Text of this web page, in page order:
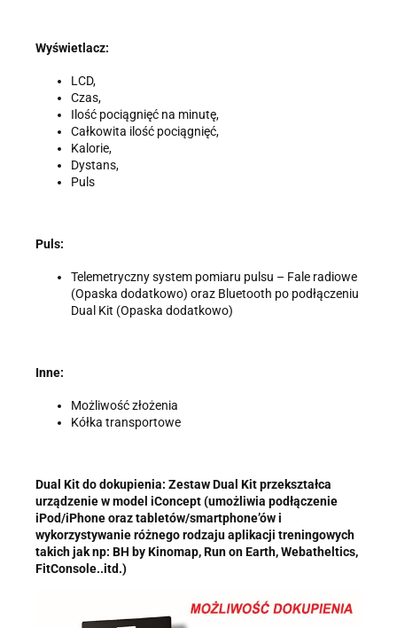
Wyświetlacz:
LCD,
Czas,
Ilość pociągnięć na minutę,
Całkowita ilość pociągnięć,
Kalorie,
Dystans,
Puls
Puls:
Telemetryczny system pomiaru pulsu – Fale radiowe
(Opaska dodatkowo) oraz Bluetooth po podłączeniu
Dual Kit (Opaska dodatkowo)
Inne:
Możliwość złożenia
Kółka transportowe
Dual Kit do dokupienia: Zestaw Dual Kit przekształca
urządzenie w model iConcept (umożliwia podłączenie
iPod/iPhone oraz tabletów/smartphone’ów i
wykorzystywanie różnego rodzaju aplikacji treningowych
takich jak np: BH by Kinomap, Run on Earth, Webatheltics,
FitConsole..itd.)